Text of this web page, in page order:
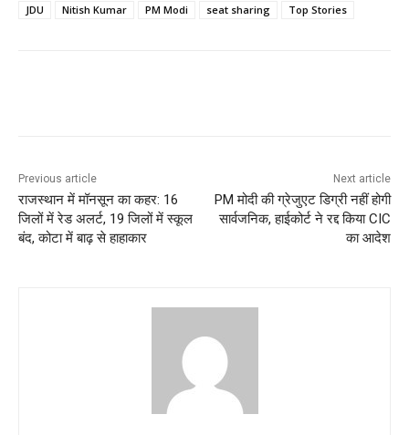
JDU Nitish Kumar PM Modi seat sharing Top Stories
Previous article
राजस्थान में मॉनसून का कहर: 16
जिलों में रेड अलर्ट, 19 जिलों में स्कूल
बंद, कोटा में बाढ़ से हाहाकार
Next article
PM मोदी की ग्रेजुएट डिग्री नहीं होगी
सार्वजनिक, हाईकोर्ट ने रद्द किया CIC
का आदेश